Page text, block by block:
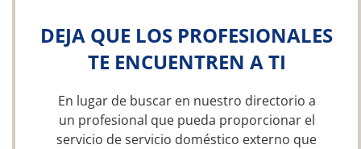
DEJA QUE LOS PROFESIONALES
TE ENCUENTREN A TI
En lugar de buscar en nuestro directorio a
un profesional que pueda proporcionar el
servicio de servicio doméstico externo que